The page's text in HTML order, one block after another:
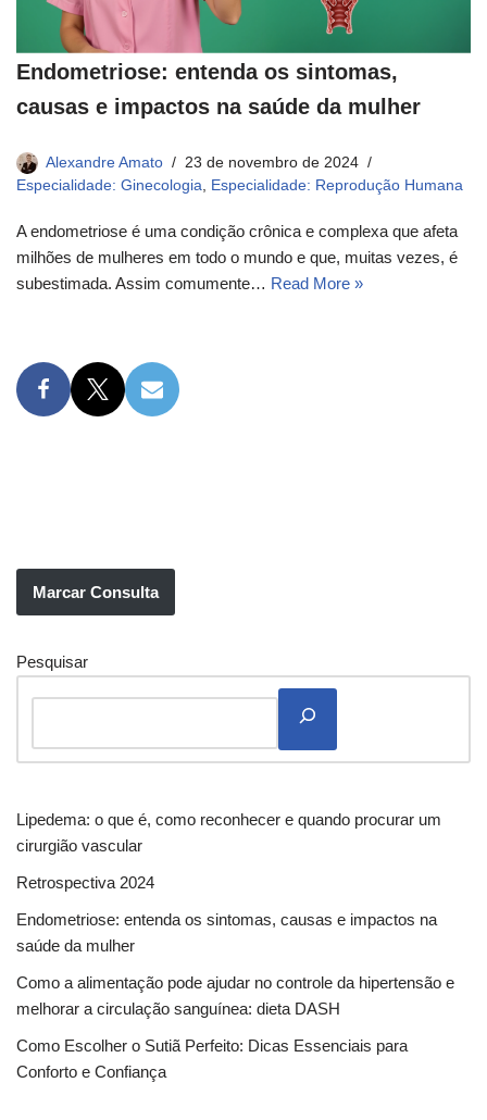
Endometriose: entenda os sintomas,
causas e impactos na saúde da mulher
Alexandre Amato
23 de novembro de 2024
Especialidade: Ginecologia, Especialidade: Reprodução Humana
A endometriose é uma condição crônica e complexa que afeta
milhões de mulheres em todo o mundo e que, muitas vezes, é
subestimada. Assim comumente… Read More »
Marcar Consulta
Pesquisar
Lipedema: o que é, como reconhecer e quando procurar um
cirurgião vascular
Retrospectiva 2024
Endometriose: entenda os sintomas, causas e impactos na
saúde da mulher
Como a alimentação pode ajudar no controle da hipertensão e
melhorar a circulação sanguínea: dieta DASH
Como Escolher o Sutiã Perfeito: Dicas Essenciais para
Conforto e Confiança